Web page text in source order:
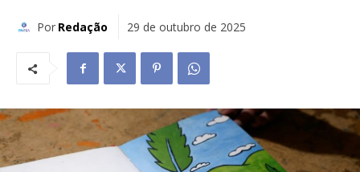
Por Redação 29 de outubro de 2025